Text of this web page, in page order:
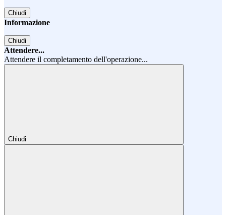
Chiudi
Informazione
Chiudi
Attendere...
Attendere il completamento dell'operazione...
Chiudi